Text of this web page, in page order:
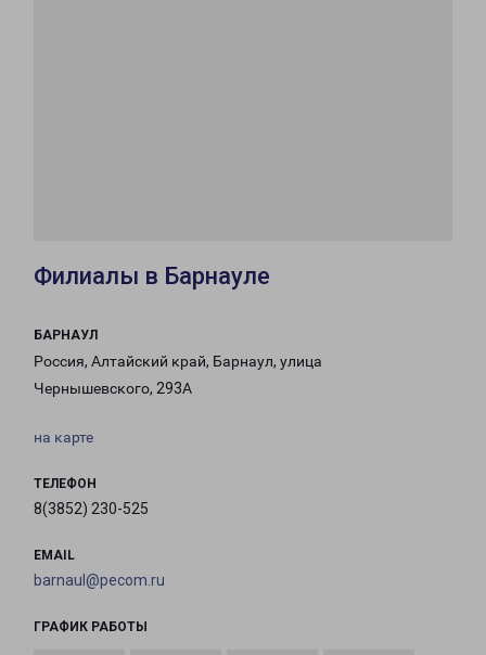
Филиалы в Барнауле
БАРНАУЛ
Россия, Алтайский край, Барнаул, улица
Чернышевского, 293А
на карте
ТЕЛЕФОН
8(3852) 230-525
EMAIL
barnaul@pecom.ru
ГРАФИК РАБОТЫ